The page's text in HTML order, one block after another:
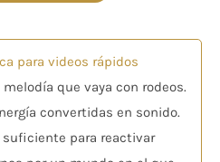
para videos rápidos
melodía que vaya con rodeos.
convertidas en sonido.
suficiente para reactivar